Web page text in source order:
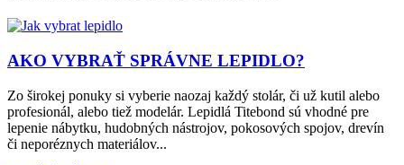
AKO VYBRAŤ SPRÁVNE LEPIDLO?
Zo širokej ponuky si vyberie naozaj každý stolár, či už kutil alebo
profesionál, alebo tiež modelár. Lepidlá Titebond sú vhodné pre
lepenie nábytku, hudobných nástrojov, pokosových spojov, drevín
či neporéznych materiálov...